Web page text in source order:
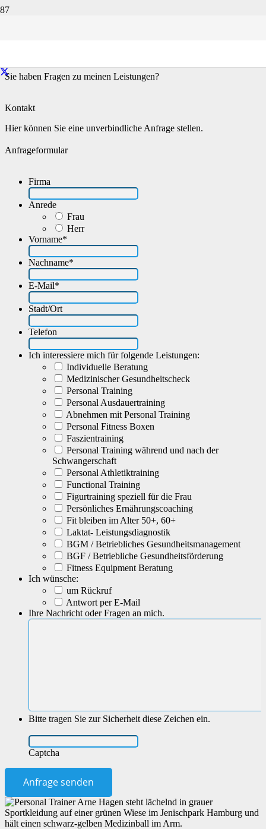
Sie haben Fragen zu meinen Leistungen?
Kontakt
Hier können Sie eine unverbindliche Anfrage stellen.
Anfrageformular
Firma
Anrede
Frau
Herr
Vorname*
Nachname*
E-Mail*
Stadt/Ort
Telefon
Ich interessiere mich für folgende Leistungen:
Individuelle Beratung
Medizinischer Gesundheitscheck
Personal Training
Personal Ausdauertraining
Abnehmen mit Personal Training
Personal Fitness Boxen
Faszientraining
Personal Training während und nach der
Schwangerschaft
Personal Athletiktraining
Functional Training
Figurtraining speziell für die Frau
Persönliches Ernährungscoaching
Fit bleiben im Alter 50+, 60+
Laktat- Leistungsdiagnostik
BGM / Betriebliches Gesundheitsmanagement
BGF / Betriebliche Gesundheitsförderung
Fitness Equipment Beratung
Ich wünsche:
um Rückruf
Antwort per E-Mail
Ihre Nachricht oder Fragen an mich.
Bitte tragen Sie zur Sicherheit diese Zeichen ein.
Captcha